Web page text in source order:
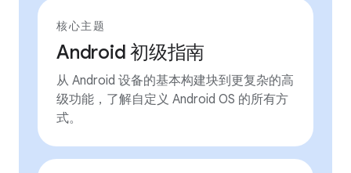
核心主题
Android 初级指南
从 Android 设备的基本构建块到更复杂的高
级功能，了解自定义 Android OS 的所有方
式。